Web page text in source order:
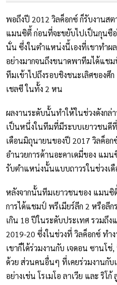
พอถึงปี 2012 วิลค็อกซ์ ก็รับงานส
แมนซิตี้ ก่อนที่จะขยับไปเป็นกุนซื
นั่น ซึ่งในตำแหน่งนี้เองที่เขาทำผ
อย่างมากจนถึงขนาดพาทีมได้แช
ทีมเข้าไปถึงรอบชิงชนะเลิศของศึ
เชลซี ในทั้ง 2 หน
ผลงานระดับนั้นทำให้ในช่วงดังกล่
เป็นหนึ่งในทีมที่มีระบบเยาวชนดี
เดือนมิถุนายนของปี 2017 วิลค็อก
อำนวยการด้านอะคาเดมี่ของ แม
รับตำแหน่งนั้นแบบถาวรในช่วงเ
หลังจากนั้นทีมเยาวชนของ แมนซิ
การได้แชมป์ พรีเมียร์ลีก 2 หรือลี
เกิน 18 ปีในระดับประเทศ รวมถึ
2019-20 ซึ่งในช่วงที่ วิลค็อกซ์ ทำ
เขาก็ได้ร่วมงานกับ เจดอน ซานโ
ด้วย ส่วนคนอื่นๆ ที่เคยร่วมงานกับ
อย่างเช่น โรเมโอ ลาเวีย และ ริโ